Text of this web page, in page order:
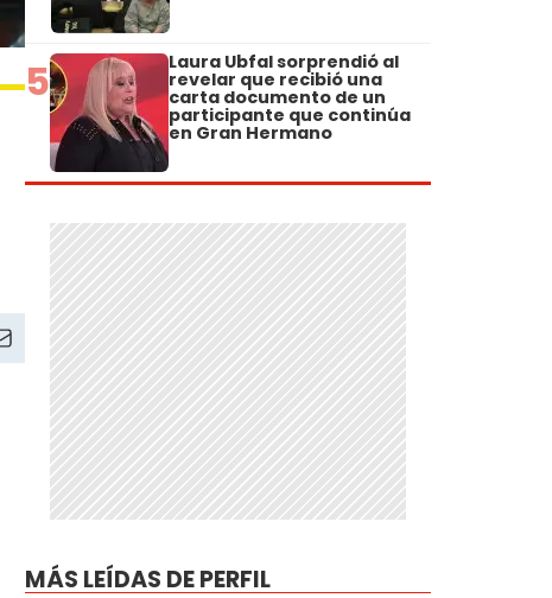
5 Laura Ubfal sorprendió al
revelar que recibió una
carta documento de un
participante que continúa
en Gran Hermano
MÁS LEÍDAS DE PERFIL